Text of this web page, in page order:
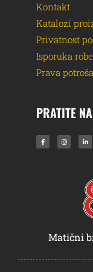
Kontakt
Katalozi
Privatnost
Isporuka robe
Prava
PRATITE
Matični